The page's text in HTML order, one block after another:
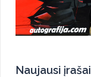
Naujausi įrašai